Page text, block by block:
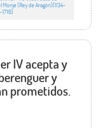
Monje (Rey de Aragón)(1134-
1716)
IV acepta y
y
prometidos.